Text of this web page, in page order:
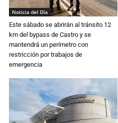
Noticia del Día
Este sábado se abrirán al tránsito 12
km del bypass de Castro y se
mantendrá un perímetro con
restricción por trabajos de
emergencia